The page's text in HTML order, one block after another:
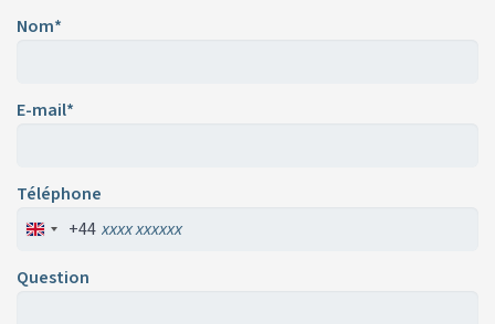
Nom*
E-mail*
Téléphone
+44
Question